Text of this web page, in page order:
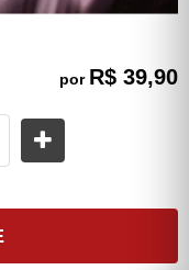
por R$ 39,90